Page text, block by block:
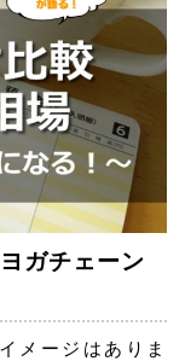
ガチェーン
メージはありま